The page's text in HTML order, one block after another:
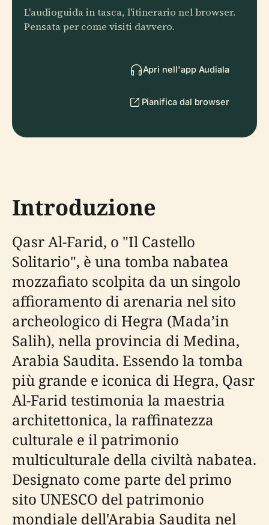
L'audioguida in tasca, l'itinerario nel browser.
Pensata per come visiti davvero.
Apri nell'app Audiala
Pianifica dal browser
Introduzione
Qasr Al-Farid, o "Il Castello
Solitario", è una tomba nabatea
mozzafiato scolpita da un singolo
affioramento di arenaria nel sito
archeologico di Hegra (Mada’in
Salih), nella provincia di Medina,
Arabia Saudita. Essendo la tomba
più grande e iconica di Hegra, Qasr
Al-Farid testimonia la maestria
architettonica, la raffinatezza
culturale e il patrimonio
multiculturale della civiltà nabatea.
Designato come parte del primo
sito UNESCO del patrimonio
mondiale dell'Arabia Saudita nel